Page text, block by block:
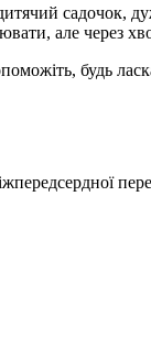
садочок,
але через
будь